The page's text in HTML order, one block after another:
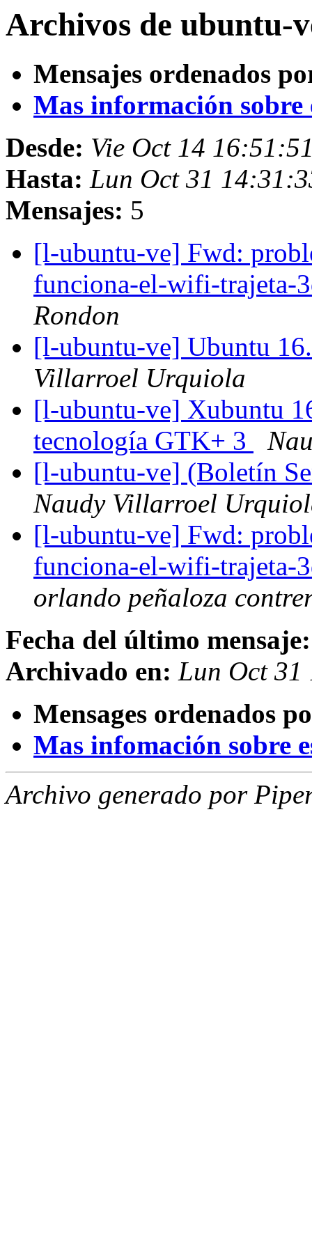
Archivos de ubuntu-
Mensajes ordenados
Mas información sobre
Desde: Vie Oct 14
Hasta: Lun Oct 31
Mensajes: 5
[l-ubuntu-ve] Fwd:
funciona-el-wifi-
Rondon
[l-ubuntu-ve] Ubuntu
Villarroel Urquiola
[l-ubuntu-ve] Xubuntu
tecnología GTK+ 3
[l-ubuntu-ve] (Boletín
Naudy Villarroel
[l-ubuntu-ve] Fwd:
funciona-el-wifi-
orlando peñaloza
Fecha del último mensaje:
Archivado en: Lun Oct 31
Mensages ordenados
Mas infomación sobre
Archivo generado por